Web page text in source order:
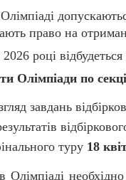
право на
році
Олімпіади по
завдань
туру 18
Олімпіаді